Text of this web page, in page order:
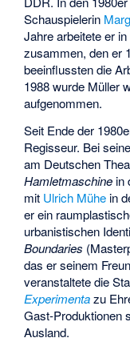
Schauspielerin
Jahre arbeitete er
zusammen, den er
beeinflussten die
1988 wurde Müller
aufgenommen.
Seit Ende der
Regisseur. Bei
am Deutschen
Hamletmaschine in
mit Ulrich Mühe in
er ein
urbanistischen
Boundaries
das er seinem
veranstaltete die
Experimentazu
Gast-Produktionen
Ausland.